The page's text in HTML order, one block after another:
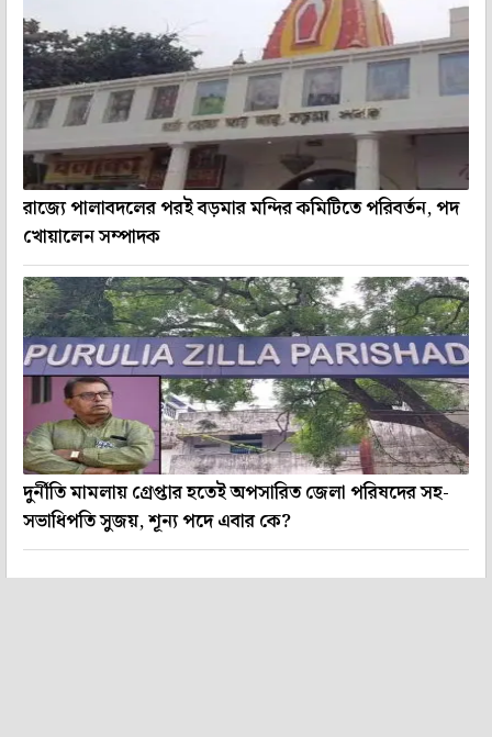
রাজ্যে পালাবদলের পরই বড়মার মন্দির কমিটিতে পরিবর্তন, পদ
খোয়ালেন সম্পাদক
দুর্নীতি মামলায় গ্রেপ্তার হতেই অপসারিত জেলা পরিষদের সহ-
সভাধিপতি সুজয়, শূন্য পদে এবার কে?